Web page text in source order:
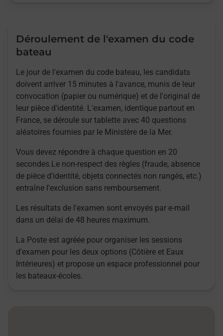
Déroulement de l'examen du code
bateau
Le jour de l'examen du code bateau, les candidats
doivent arriver 15 minutes à l'avance, munis de leur
convocation (papier ou numérique) et de l'original de
leur pièce d'identité. L'examen, identique partout en
France, se déroule sur tablette avec 40 questions
aléatoires fournies par le Ministère de la Mer.
Vous devez répondre à chaque question en 20
secondes.Le non-respect des règles (fraude, absence
de pièce d'identité, objets connectés non rangés, etc.)
entraîne l'exclusion sans remboursement.
Les résultats de l'examen sont envoyés par e-mail
dans un délai de 48 heures maximum.
La Poste est agréée pour organiser les sessions
d'examen pour les deux options (Côtière et Eaux
Intérieures) et propose un espace professionnel pour
les bateaux-écoles.